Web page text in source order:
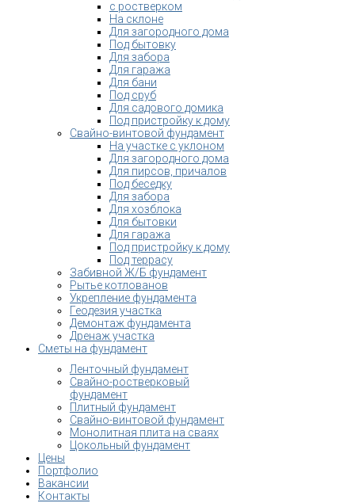
с ростверком
На склоне
Для загородного дома
Под бытовку
Для забора
Для гаража
Для бани
Под сруб
Для садового домика
Под пристройку к дому
Свайно-винтовой фундамент
На участке с уклоном
Для загородного дома
Для пирсов, причалов
Под беседку
Для забора
Для хозблока
Для бытовки
Для гаража
Под пристройку к дому
Под террасу
Забивной Ж/Б фундамент
Рытье котлованов
Укрепление фундамента
Геодезия участка
Демонтаж фундамента
Дренаж участка
Сметы на фундамент
Ленточный фундамент
Свайно-ростверковый
фундамент
Плитный фундамент
Свайно-винтовой фундамент
Монолитная плита на сваях
Цокольный фундамент
Цены
Портфолио
Вакансии
Контакты